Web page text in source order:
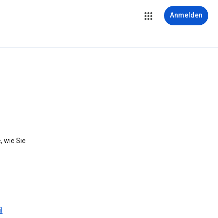
Anmelden
wie Sie